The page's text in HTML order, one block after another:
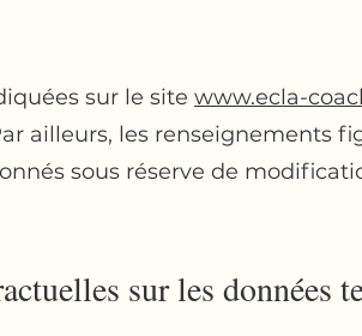
sur le site www.ecla-
ailleurs, les renseignements
sous réserve de
sur les données